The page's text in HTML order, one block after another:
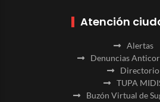
Atención
Alertas
Denuncias
Directorio
TUPA
Buzón Virtual de